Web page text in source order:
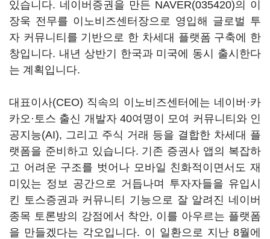
있습니다. 네이버증권을 만든 NAVER(035420)의 이
장욱 전무를 이노비즈센터장으로 영입해 글로벌 투
자 커뮤니티를 기반으로 한 차세대 플랫폼 구축에 한
창입니다. 내년 상반기 한국과 미국에 동시 출시한다
는 계획입니다.
대표이사(CEO) 직속의 이노비즈센터에는 네이버·카
카오·토스 출신 개발자 40여명이 모여 커뮤니티와 인
공지능(AI), 그리고 주식 거래 등을 결합한 차세대 플
랫폼을 준비하고 있습니다. 기존 증권사 앱의 복잡하
고 어려운 구조를 벗어나 모바일 친화적이면서도 재
미있는 정보 공간으로 거듭나며 투자자들을 유입시
킨 토스증권과 커뮤니티 기능으로 잘 알려진 네이버
종목 토론방의 강점에서 착안, 이를 아우르는 플랫폼
을 만들겠다는 각오입니다. 이 일환으로 지난 8월에